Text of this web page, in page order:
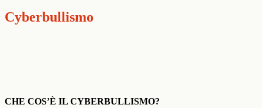
Cyberbullismo
CHE COS’È IL CYBERBULLISMO?